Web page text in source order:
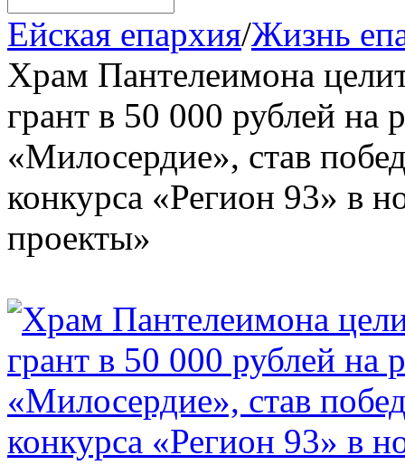
Ейская епархия/Жизнь
Храм Пантелеимона
грант в 50 000 рублей на
«Милосердие», став
конкурса «Регион 93» в
проекты»